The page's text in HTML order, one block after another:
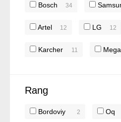
Bosch 34
Artel 12 LG 12
Karcher 11 Mega
Rang
Bordoviy 2 Oq